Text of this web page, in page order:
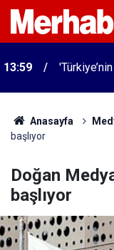
13:59
Anasayfa
başlıyor
Doğan
başlıyor